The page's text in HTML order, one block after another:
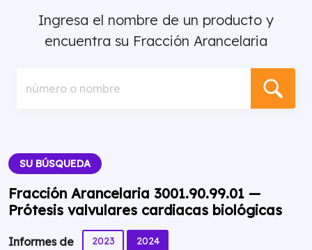
Ingresa el nombre de un producto y
encuentra su Fracción Arancelaria
número o nombre
SU BÚSQUEDA
Fracción Arancelaria 3001.90.99.01 —
Prótesis valvulares cardiacas biológicas
Informes de 2023 2024